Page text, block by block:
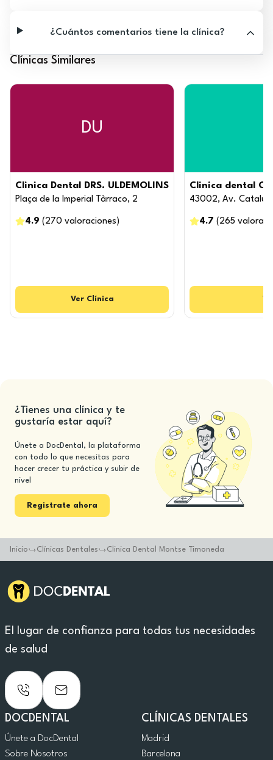
¿Cuántos comentarios tiene la clínica?
Clínicas Similares
DU
Clinica Dental DRS. ULDEMOLINS
Plaça de la Imperial Tàrraco, 2
4.9 ( 270 valoraciones )
Ver Clínica
Clinica dental
43002, Av.
4.7 ( 265
¿Tienes una clínica y te
gustaría estar aquí?
Únete a DocDental, la plataforma
con todo lo que necesitas para
hacer crecer tu práctica y subir de
nivel
Registrate ahora
Inicio Clínicas Dentales Clinica Dental Montse Timoneda
El lugar de confianza para todas tus necesidades
de salud
DOCDENTAL
Únete a DocDental
Sobre Nosotros
CLÍNICAS DENTALES
Madrid
Barcelona